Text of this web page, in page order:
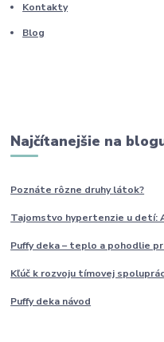
Kontakty
Blog
Najčítanejšie na
Poznáte rôzne druhylátok?
Tajomstvo hypertenzie u detí:
Puffy deka – teplo a pohodlie
Kľúč k rozvoju tímovej
Puffy deka návod